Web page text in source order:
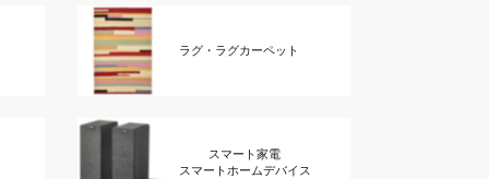
ラグ・ラグカーペット
スマート家電
スマートホームデバイス